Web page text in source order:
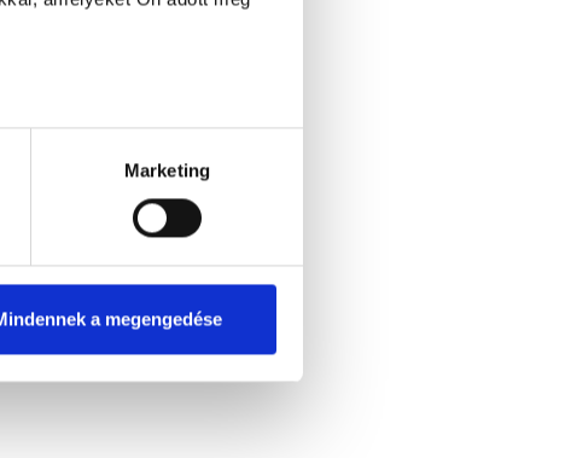
Marketing
a megengedése